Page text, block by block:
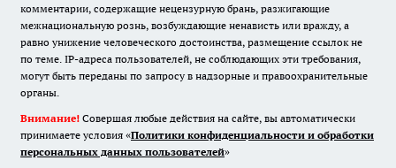
комментарии, содержащие нецензурную брань, разжигающие
межнациональную рознь, возбуждающие ненависть или вражду, а
равно унижение человеческого достоинства, размещение ссылок не
по теме. IP-адреса пользователей, не соблюдающих эти требования,
могут быть переданы по запросу в надзорные и правоохранительные
органы.
Внимание! Совершая любые действия на сайте, вы автоматически
принимаете условия «Политики конфиденциальности и обработки
персональных данных пользователей»